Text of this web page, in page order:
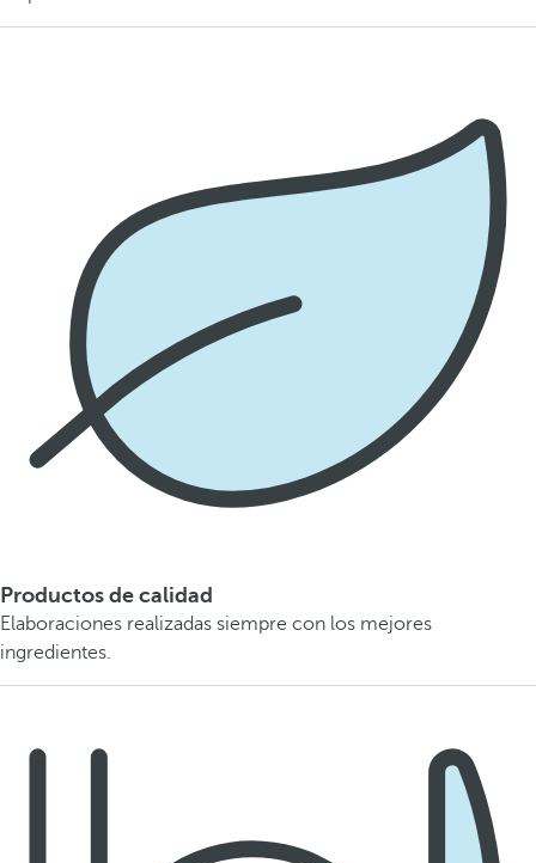
Productos de calidad
Elaboraciones realizadas siempre con los mejores
ingredientes.